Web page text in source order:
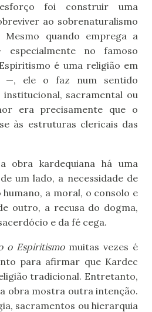
foi construir uma
ao sobrenaturalismo
Mesmo quando emprega a
especialmente no famoso
é uma religião em
—, ele o faz num sentido
sacramental ou
era precisamente que o
às estruturas clericais das
obra kardequiana há uma
um lado, a necessidade de
a moral, o consolo e
outro, a recusa do dogma,
e da fé cega.
o Espiritismomuitas vezes é
para afirmar que Kardec
tradicional. Entretanto,
obra mostra outra intenção.
sacramentos ou hierarquia